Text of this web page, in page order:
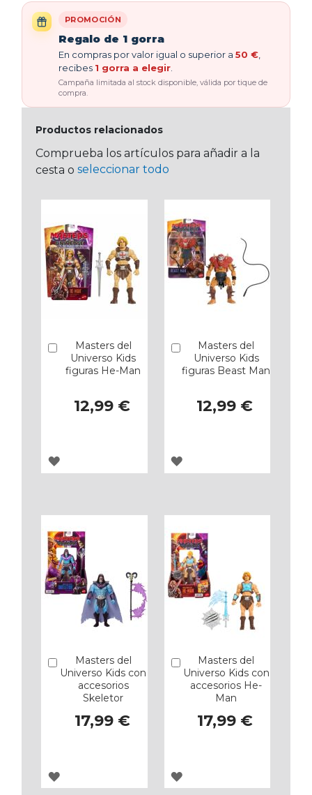
PROMOCIÓN
Regalo de 1 gorra
En compras por valor igual o superior a 50 €
recibes 1 gorra a elegir
Campaña limitada al stock disponible, válida por tique de
compra.
Productos relacionados
Comprueba los artículos para añadir a la
cesta o seleccionar todo
Masters del
Universo Kids
figuras He-Man
12,99 €
Añadir
AGREGAR
FAVORITOS
Masters del
Universo Kids
figuras Beast Man
12,99 €
Añadir
AGREGAR
FAVORITOS
Masters del
Universo Kids con
accesorios
Skeletor
17,99 €
Añadir
AGREGAR
Masters del
Universo Kids con
accesorios He-
Man
17,99 €
Añadir
AGREGAR